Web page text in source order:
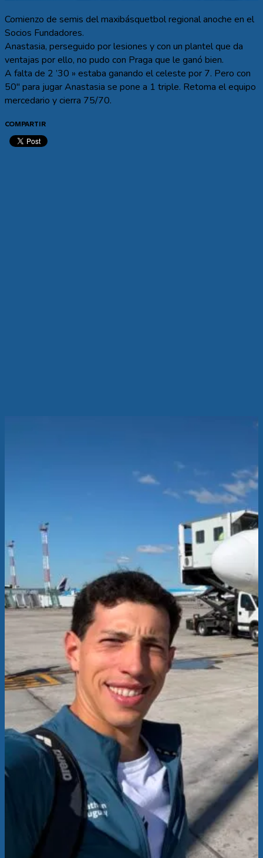
Comienzo de semis del maxibásquetbol regional anoche en el
Socios Fundadores.
Anastasia, perseguido por lesiones y con un plantel que da
ventajas por ello, no pudo con Praga que le ganó bien.
A falta de 2 ’30 » estaba ganando el celeste por 7. Pero con
50″ para jugar Anastasia se pone a 1 triple. Retoma el equipo
mercedario y cierra 75/70.
COMPARTIR